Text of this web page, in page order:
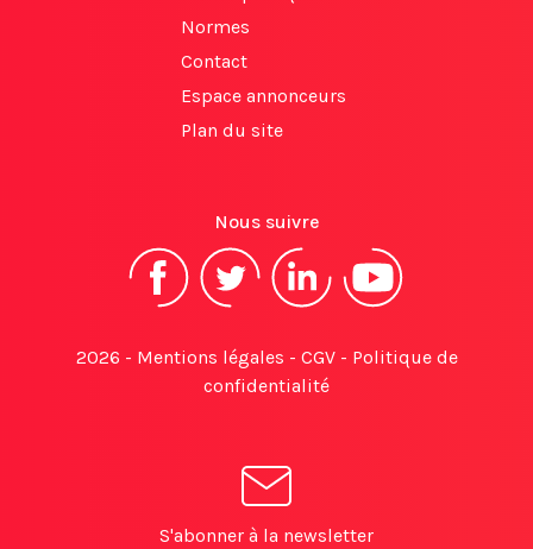
Normes
Contact
Espace annonceurs
Plan du site
Nous suivre
2026 - Mentions légales - CGV- Politique de
confidentialité
S'abonner à la newsletter